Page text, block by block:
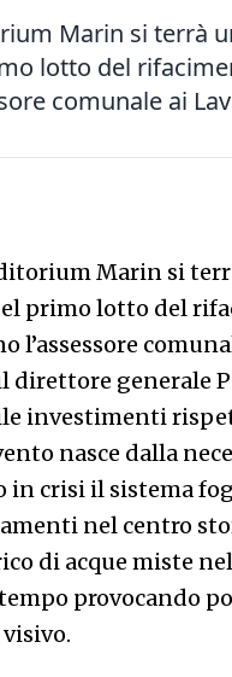
Marin si terrà
lotto del
comunale ai
Marin si
primo lotto del
l’assessore
direttore generale
investimenti
nasce dalla
in crisi il sistema
nel centro
di acque miste
provocando